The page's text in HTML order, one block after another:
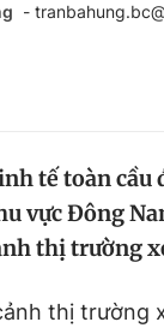
-
tế toàn cầu
vực Đông
thị trường
thị trường